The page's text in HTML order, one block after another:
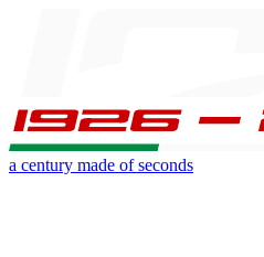
a century made of seconds